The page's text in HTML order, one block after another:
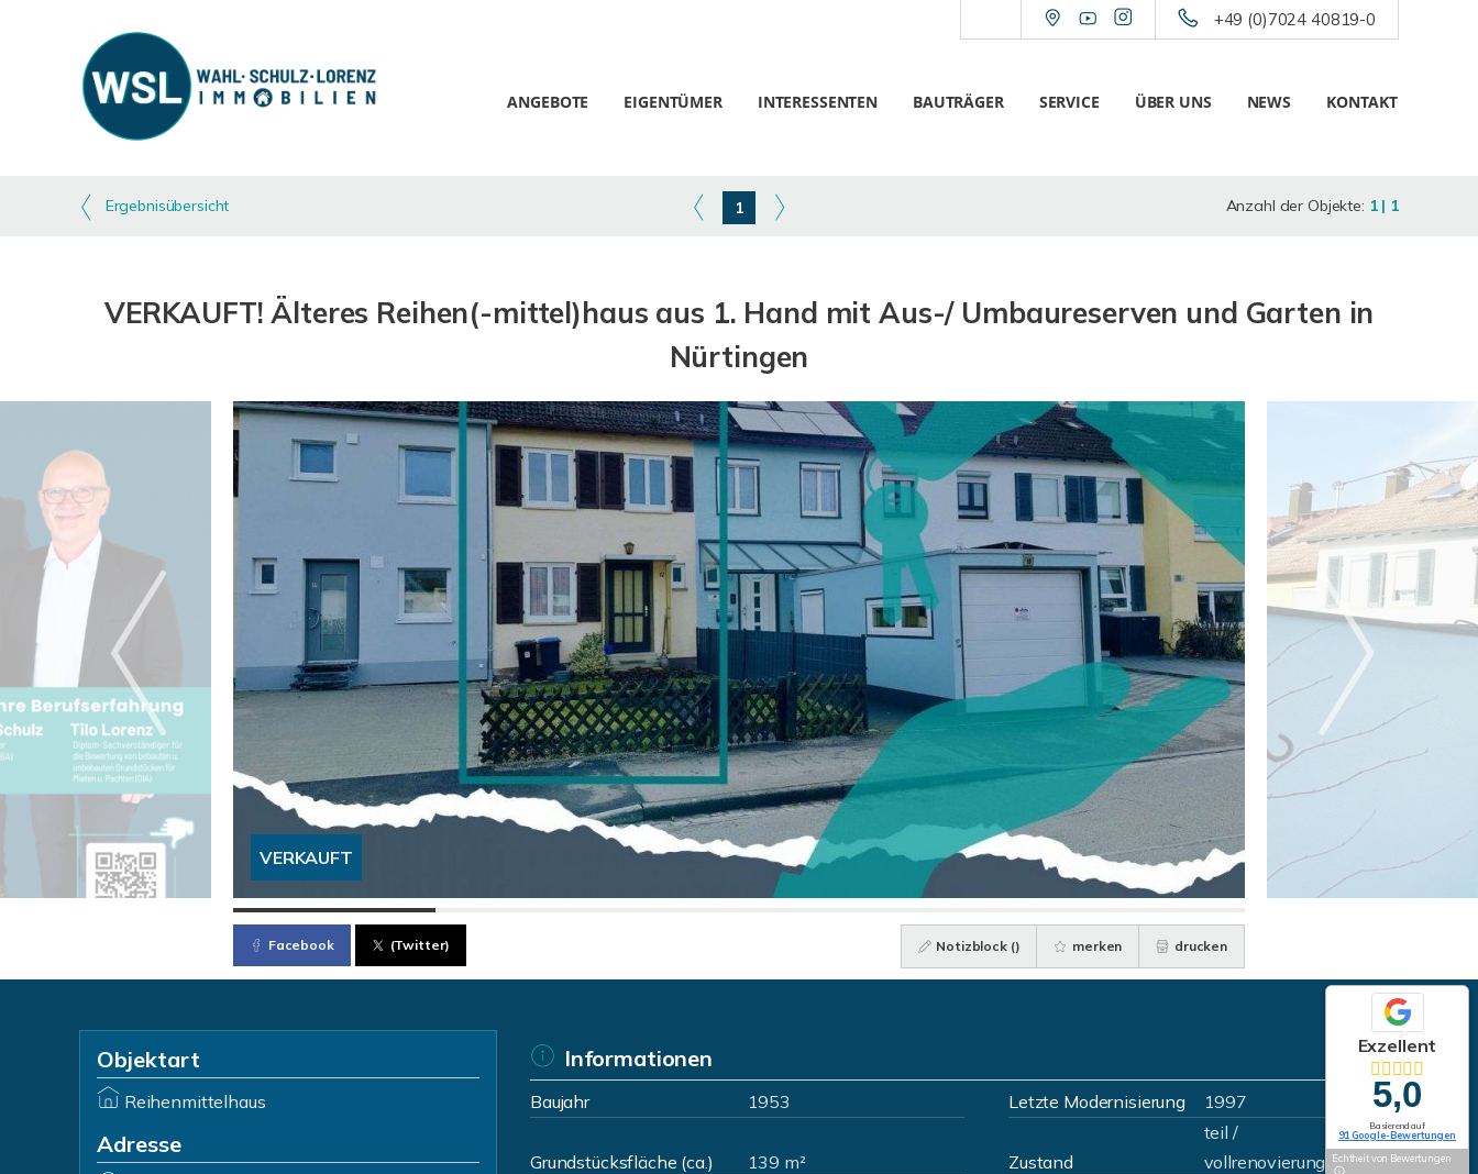
+49 (0)7024 40819-0
ANGEBOTE EIGENTÜMER INTERESSENTEN BAUTRÄGER SERVICE ÜBER UNS NEWS KONTAKT
Ergebnisübersicht 1 Anzahl der Objekte: 1 | 1
VERKAUFT! Älteres Reihen(-mittel)haus aus 1. Hand mit Aus-/ Umbaureserven und Garten in
Nürtingen
VERKAUFT
Facebook (Twitter) Notizblock () merken drucken
Objektart
Reihenmittelhaus
Adresse
Informationen
Baujahr 1953 Letzte Modernisierung 1997
Grundstücksfläche (ca.) 139 m² Zustand
teil /
vollrenovierungsbedürftig
Exzellent
5,0
Basierend auf
91 Google-Bewertungen
Echtheit von Bewertungen